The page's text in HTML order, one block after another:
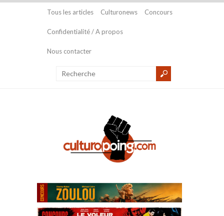
Tous les articles Culturonews Concours
Confidentialité / A propos
Nous contacter